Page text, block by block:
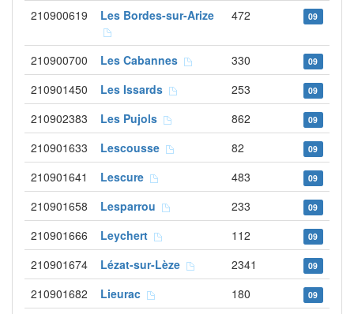
210900619 Les Bordes-sur-Arize 472 09
210900700 Les Cabannes 330 09
210901450 Les Issards 253 09
210902383 Les Pujols 862 09
210901633 Lescousse 82 09
210901641 Lescure 483 09
210901658 Lesparrou 233 09
210901666 Leychert 112 09
210901674 Lézat-sur-Lèze 2341 09
210901682 Lieurac 180 09